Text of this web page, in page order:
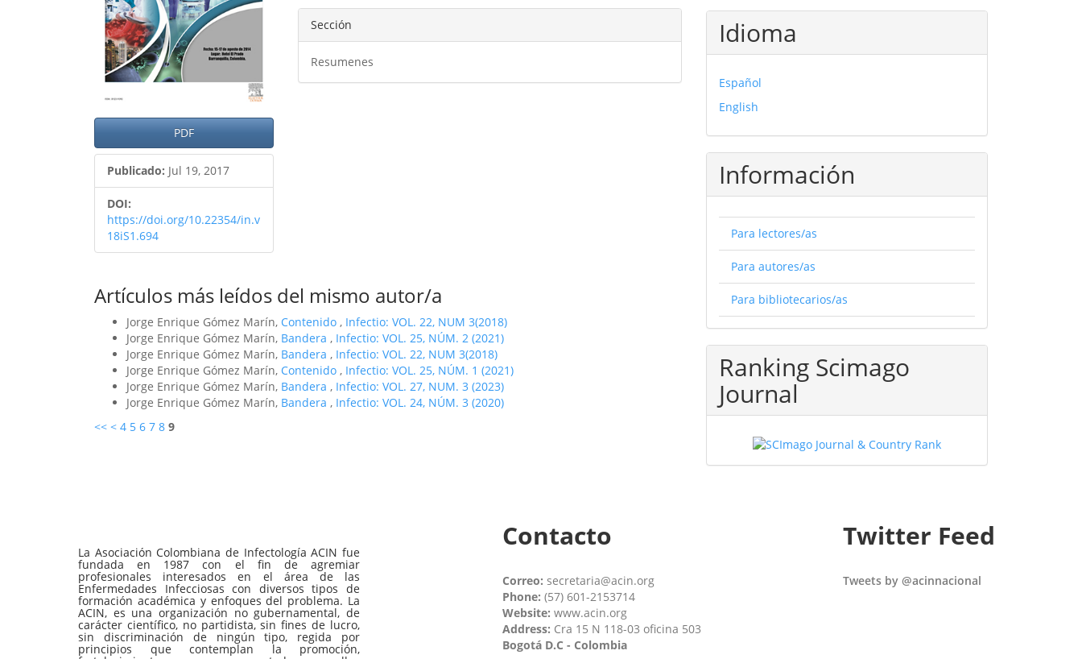
PDF
Publicado: Jul 19, 2017
DOI:
https://doi.org/10.22354/in.v
18iS1.694
Sección
Resumenes
Artículos más leídos del mismo autor/a
Jorge Enrique Gómez Marín, Contenido , Infectio: VOL. 22, NUM 3(2018)
Jorge Enrique Gómez Marín, Bandera , Infectio: VOL. 25, NÚM. 2 (2021)
Jorge Enrique Gómez Marín, Bandera , Infectio: VOL. 22, NUM 3(2018)
Jorge Enrique Gómez Marín, Contenido , Infectio: VOL. 25, NÚM. 1 (2021)
Jorge Enrique Gómez Marín, Bandera , Infectio: VOL. 27, NUM. 3 (2023)
Jorge Enrique Gómez Marín, Bandera , Infectio: VOL. 24, NÚM. 3 (2020)
<< < 4 5 6 7 8 9
Idioma
Español
English
Información
Para lectores/as
Para autores/as
Para bibliotecarios/as
Ranking Scimago
Journal
La Asociación Colombiana de Infectología ACIN fue
fundada en 1987 con el fin de agremiar
profesionales interesados en el área de las
Enfermedades Infecciosas con diversos tipos de
formación académica y enfoques del problema. La
ACIN, es una organización no gubernamental, de
carácter científico, no partidista, sin fines de lucro,
sin discriminación de ningún tipo, regida por
principios que contemplan la promoción,
Contacto
Correo: secretaria@acin.org
Phone: (57) 601-2153714
Website: www.acin.org
Address: Cra 15 N 118-03 oficina 503
Bogotá D.C - Colombia
Twitter Feed
Tweets by @acinnacional